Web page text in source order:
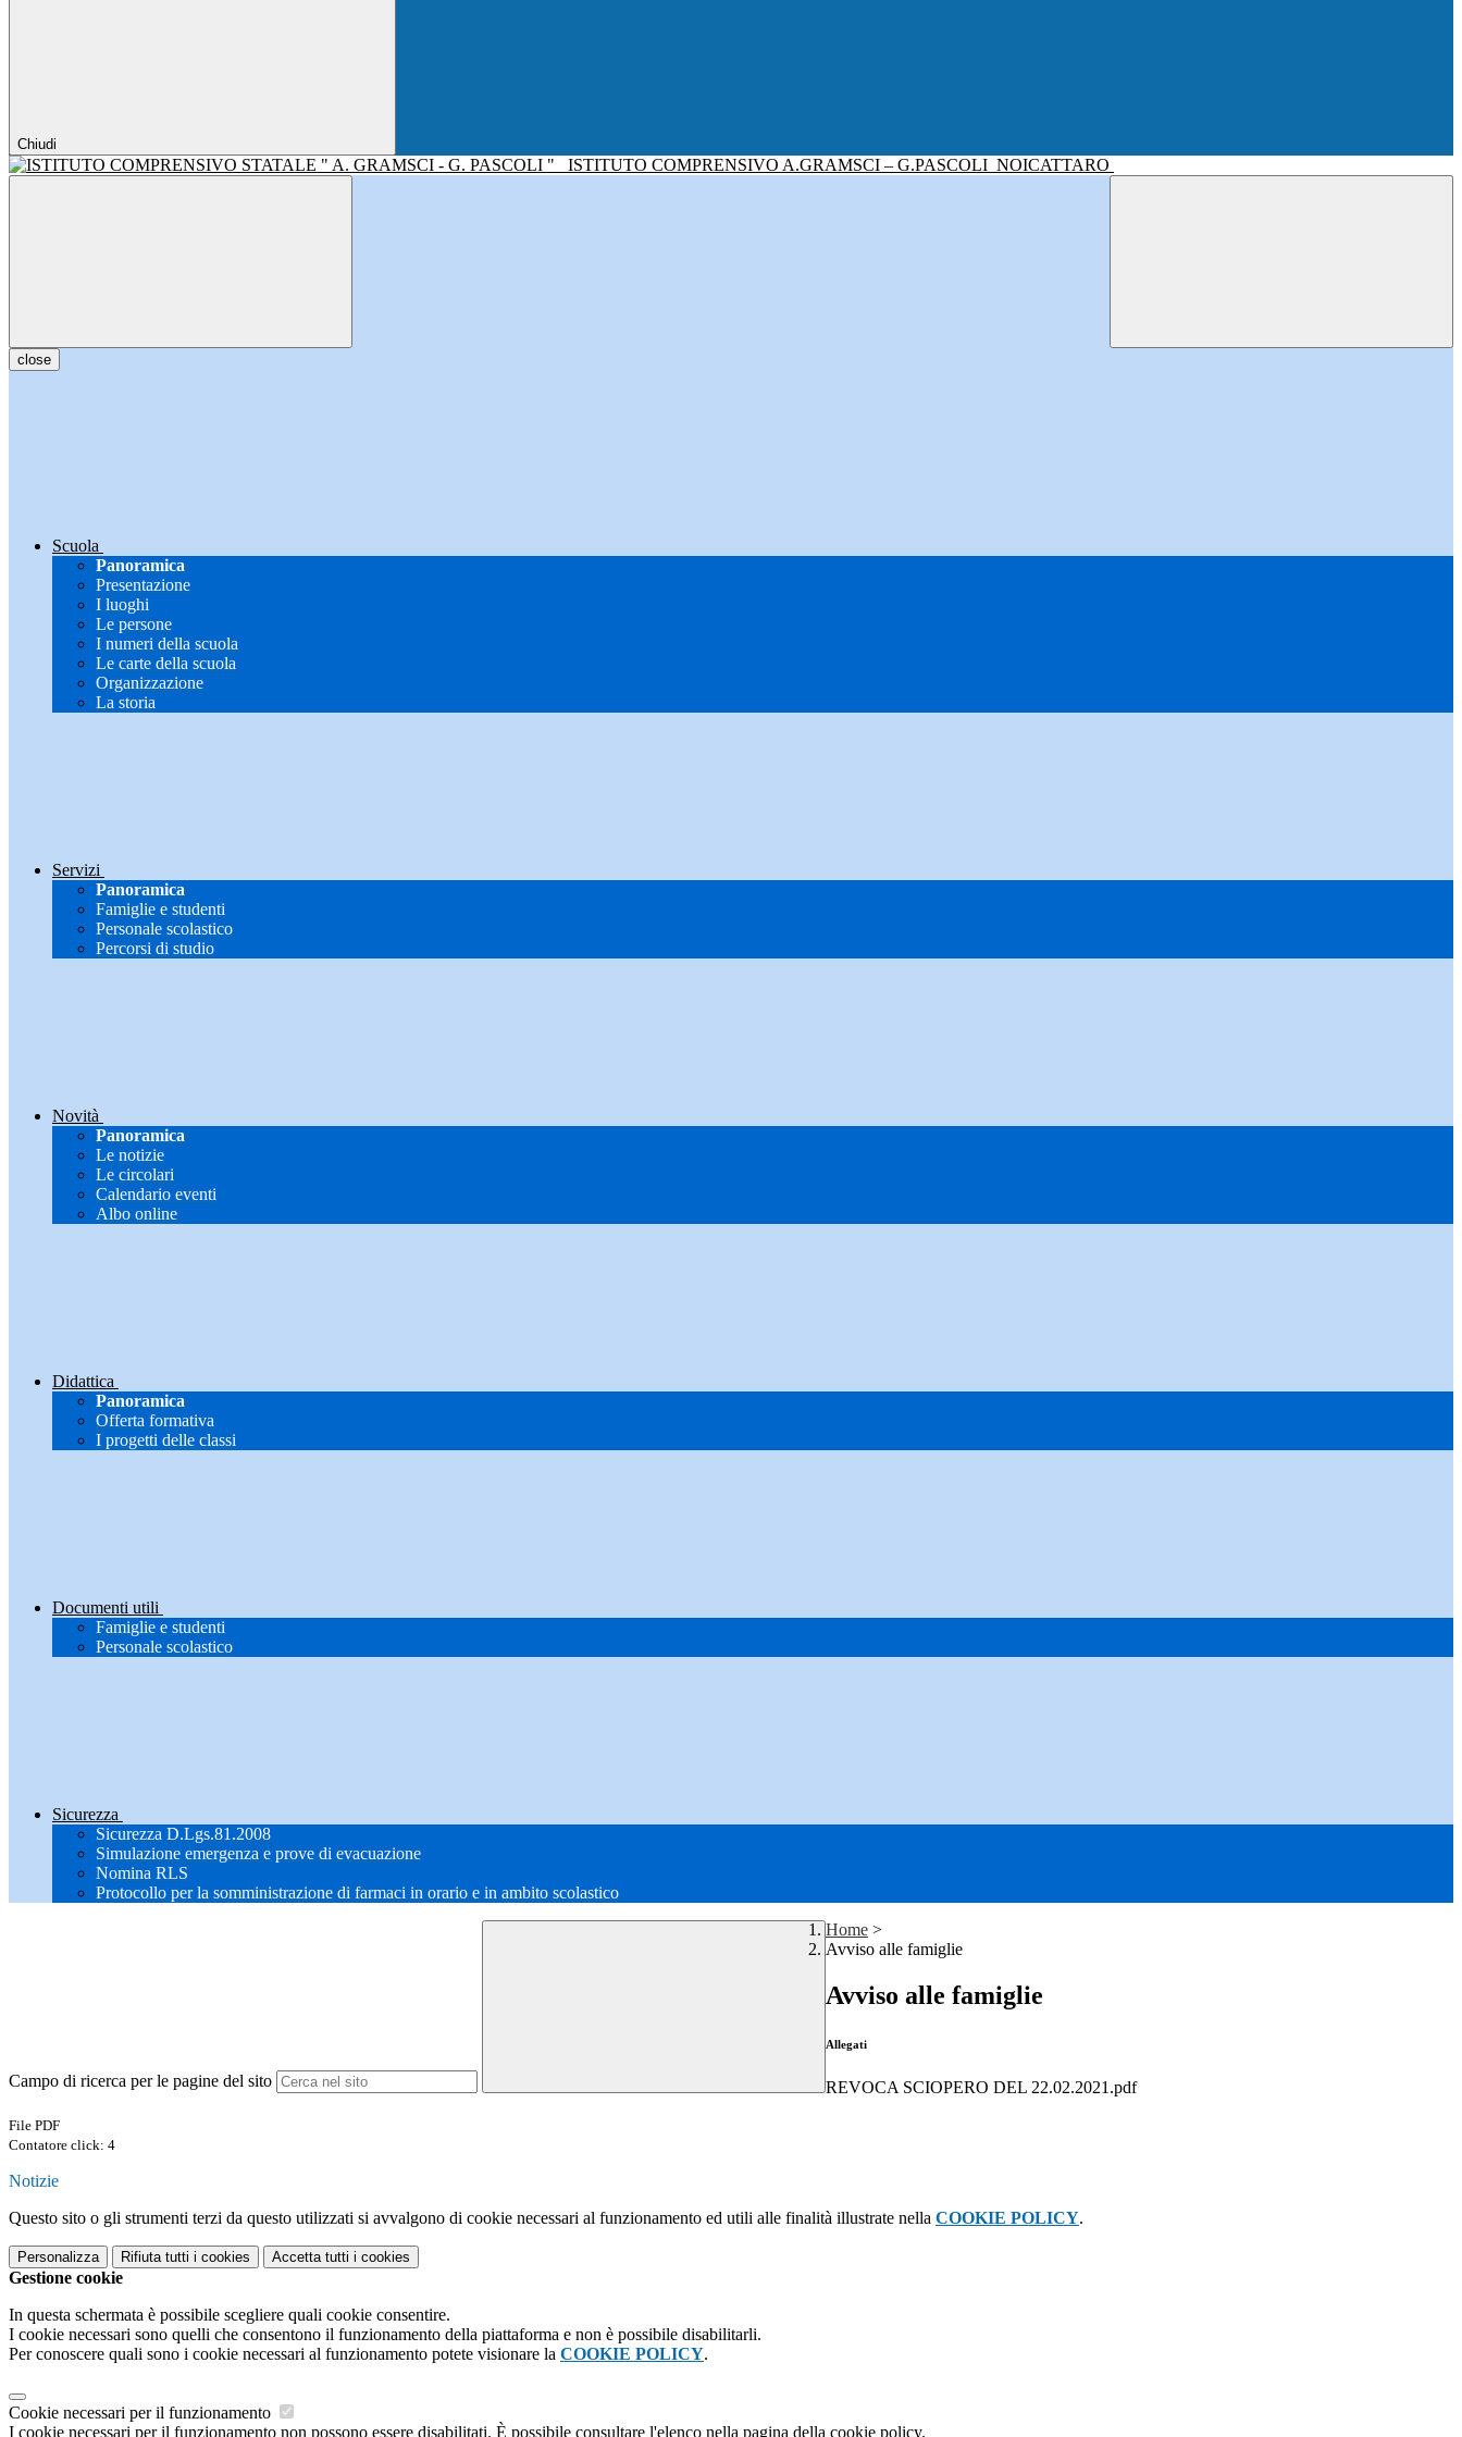
Chiudi
ISTITUTO COMPRENSIVO A.GRAMSCI – G.PASCOLI NOICATTARO
close
Scuola
Panoramica
Presentazione
I luoghi
Le persone
I numeri della scuola
Le carte della scuola
Organizzazione
La storia
Servizi
Panoramica
Famiglie e studenti
Personale scolastico
Percorsi di studio
Novità
Panoramica
Le notizie
Le circolari
Calendario eventi
Albo online
Didattica
Panoramica
Offerta formativa
I progetti delle classi
Documenti utili
Famiglie e studenti
Personale scolastico
Sicurezza
Sicurezza D.Lgs.81.2008
Simulazione emergenza e prove di evacuazione
Nomina RLS
Protocollo per la somministrazione di farmaci in orario e in ambito scolastico
Campo di ricerca per le pagine del sito
Home >
Avviso alle famiglie
Avviso alle famiglie
Allegati
REVOCA SCIOPERO DEL 22.02.2021.pdf
File PDF
Contatore click: 4
Notizie
Questo sito o gli strumenti terzi da questo utilizzati si avvalgono di cookie necessari al funzionamento ed utili alle finalità illustrate nella COOKIE POLICY.
Personalizza Rifiuta tutti i cookies Accetta tutti i cookies
Gestione cookie
In questa schermata è possibile scegliere quali cookie consentire.
I cookie necessari sono quelli che consentono il funzionamento della piattaforma e non è possibile disabilitarli.
Per conoscere quali sono i cookie necessari al funzionamento potete visionare la COOKIE POLICY.
Cookie necessari per il funzionamento
I cookie necessari per il funzionamento non possono essere disabilitati. È possibile consultare l'elenco nella pagina della cookie policy.